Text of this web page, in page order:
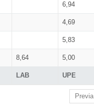
LAB UPE
6,94
4,69
5,83
8,64 5,00
Previa